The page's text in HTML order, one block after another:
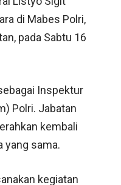
di Mabes Polri,
pada Sabtu 16
Inspektur
Polri. Jabatan
kembali
yang sama.
kegiatan